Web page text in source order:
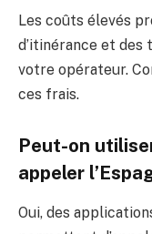
Les coûts élevés
d’itinérance et
votre opérateur.
ces frais.
Peut-on
appeler
Oui, des